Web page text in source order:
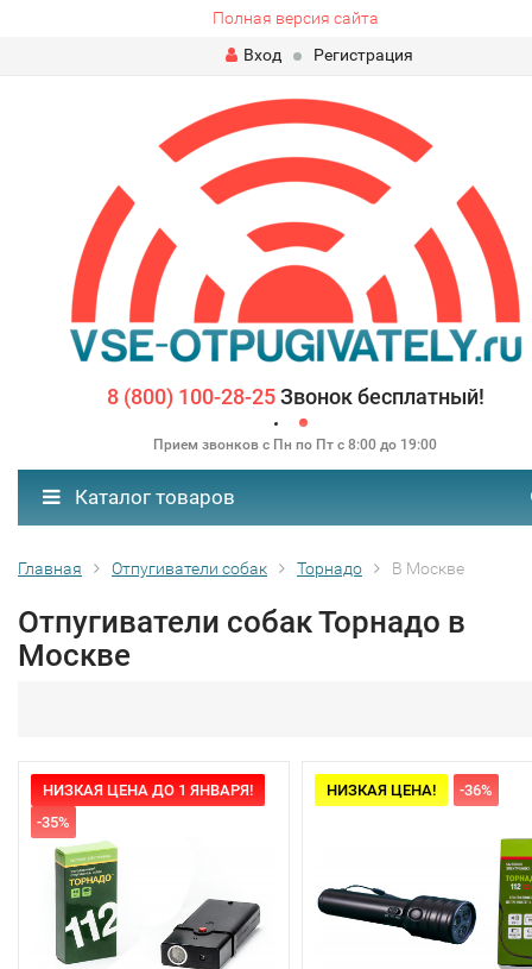
Полная версия сайта
Вход
Регистрация
8 (800) 100-28-25Звонок бесплатный!
Прием звонков с Пн по Пт с 8:00 до 19:00
Каталог товаров
Главная Отпугиватели собак Торнадо В Москве
Отпугиватели собак Торнадо в
Москве
НИЗКАЯ ЦЕНА ДО 1 ЯНВАРЯ!
-35%
НИЗКАЯ ЦЕНА! -36%